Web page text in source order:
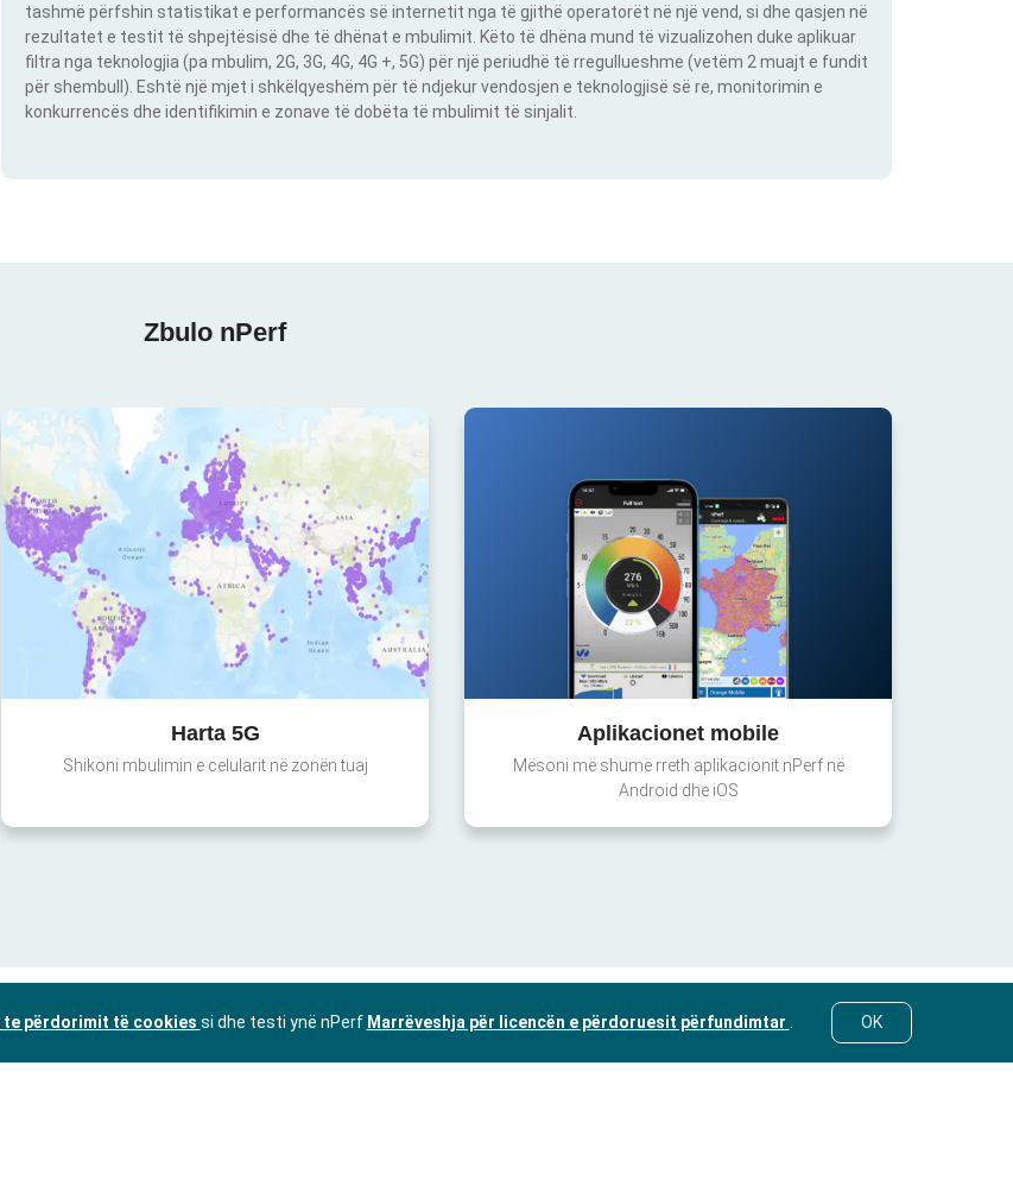
tashmë përfshin statistikat e performancës së internetit nga të gjithë operatorët në një vend, si dhe qasjen në
rezultatet e testit të shpejtësisë dhe të dhënat e mbulimit. Këto të dhëna mund të vizualizohen duke aplikuar
filtra nga teknologjia (pa mbulim, 2G, 3G, 4G, 4G +, 5G) për një periudhë të rregullueshme (vetëm 2 muajt e fundit
për shembull). Eshtë një mjet i shkëlqyeshëm për të ndjekur vendosjen e teknologjisë së re, monitorimin e
konkurrencës dhe identifikimin e zonave të dobëta të mbulimit të sinjalit.
Zbulo nPerf
Harta 5G
Shikoni mbulimin e celularit në zonën tuaj
Aplikacionet mobile
Mësoni më shumë rreth aplikacionit nPerf në
Android dhe iOS
te përdorimit të cookies si dhe testi ynë nPerf Marrëveshja për licencën e përdoruesit përfundimtar OK